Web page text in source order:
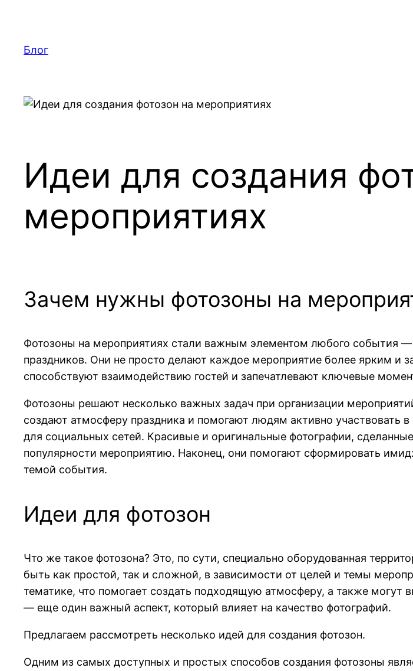
содержимому
Блог
Идеи для создания
мероприятиях
Зачем нужны фотозоны на
Фотозоны на мероприятиях стали важным элементом любого события —
праздников. Они не просто делают каждое мероприятие более ярким
способствуют взаимодействию гостей и запечатлевают ключевые
Фотозоны решают несколько важных задач при организации
создают атмосферу праздника и помогают людям активно участвовать
для социальных сетей. Красивые и оригинальные фотографии,
популярности мероприятию. Наконец, они помогают сформировать
темой события.
Идеи для фотозон
Что же такое фотозона? Это, по сути, специально оборудованная
быть как простой, так и сложной, в зависимости от целей и темы
тематике, что помогает создать подходящую атмосферу, а также
— еще один важный аспект, который влияет на качество фотографий.
Предлагаем рассмотреть несколько идей для создания фотозон.
Одним из самых доступных и простых способов создания фотозоны